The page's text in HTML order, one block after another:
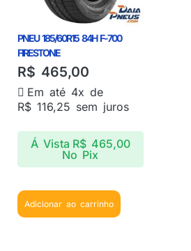
PNEU 185/60R15 84H F-700
FIRESTONE
R$ 465,00
Em até 4x de
R$ 116,25 sem juros
Á Vista R$465,00
No Pix
Adicionar ao carrinho